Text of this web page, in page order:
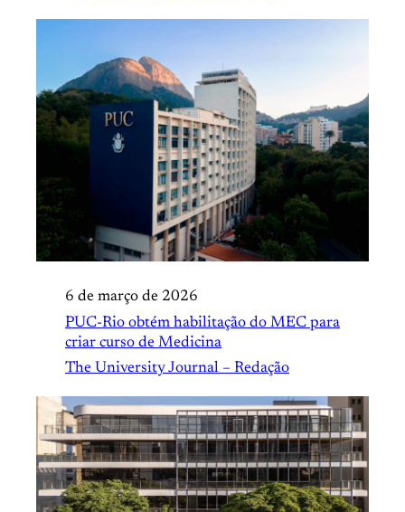
6 de março de 2026
PUC-Rio obtém habilitação do MEC para
criar curso de Medicina
The University Journal – Redação